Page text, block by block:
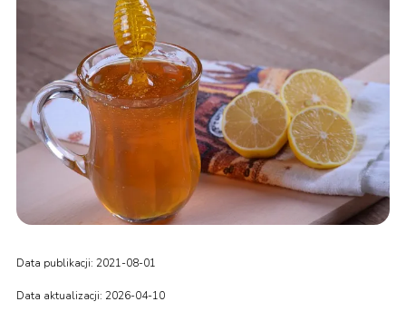
Data publikacji: 2021-08-01
Data aktualizacji: 2026-04-10